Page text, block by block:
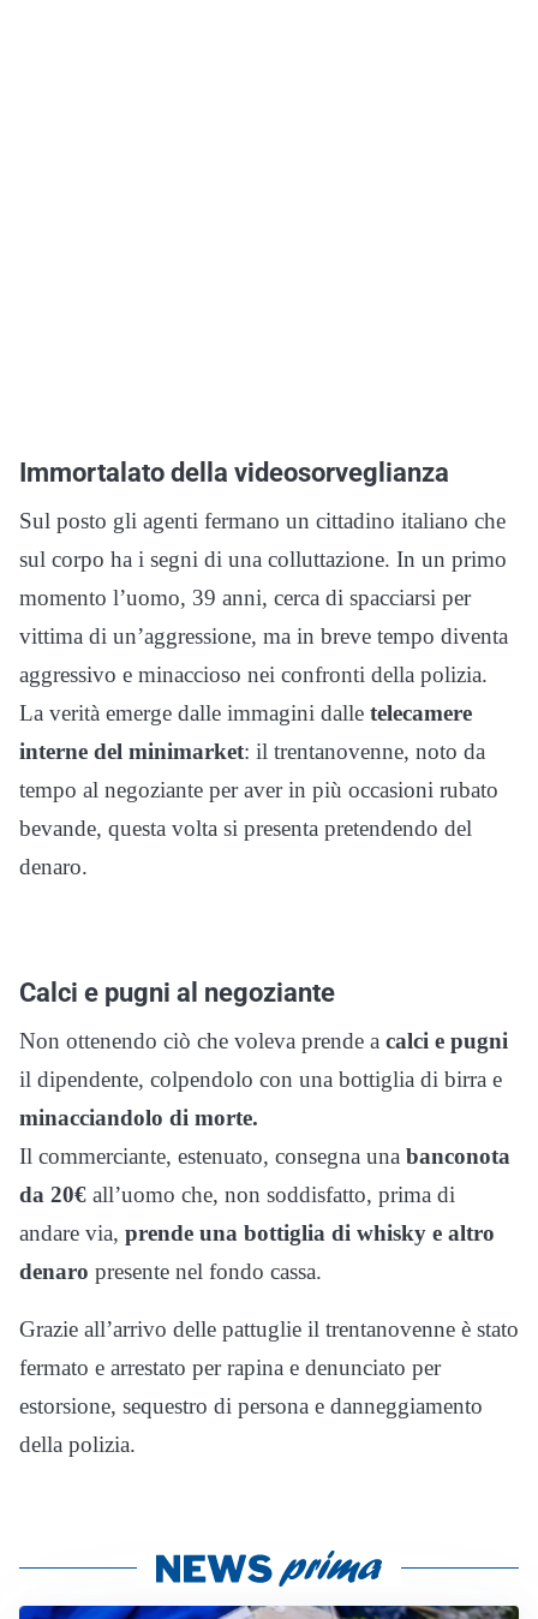
Immortalato della videosorveglianza
Sul posto gli agenti fermano un cittadino italiano che
sul corpo ha i segni di una colluttazione. In un primo
momento l’uomo, 39 anni, cerca di spacciarsi per
vittima di un’aggressione, ma in breve tempo diventa
aggressivo e minaccioso nei confronti della polizia.
La verità emerge dalle immagini dalle telecamere
interne del minimarket: il trentanovenne, noto da
tempo al negoziante per aver in più occasioni rubato
bevande, questa volta si presenta pretendendo del
denaro.
Calci e pugni al negoziante
Non ottenendo ciò che voleva prende a calci e pugni
il dipendente, colpendolo con una bottiglia di birra e
minacciandolo di morte.
Il commerciante, estenuato, consegna una banconota
da 20€ all’uomo che, non soddisfatto, prima di
andare via, prende una bottiglia di whisky e altro
denaro presente nel fondo cassa.
Grazie all’arrivo delle pattuglie il trentanovenne è stato
fermato e arrestato per rapina e denunciato per
estorsione, sequestro di persona e danneggiamento
della polizia.